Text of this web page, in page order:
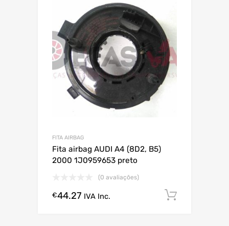
FITA AIRBAG
Fita airbag AUDI A4 (8D2, B5)
2000 1J0959653 preto
(0 avaliações)
€44.27 IVA Inc.